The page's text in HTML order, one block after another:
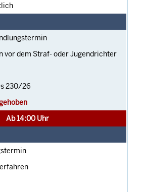
vor dem Straf- oder Jugendrichter
230/26
Ab 14:00 Uhr